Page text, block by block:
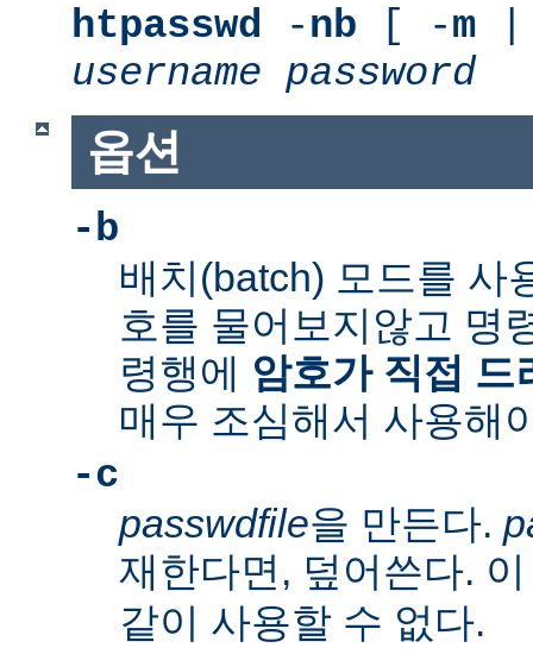
htpasswd -nb [ -m
username password
옵션
-b
배치(batch) 모드를 사
호를 물어보지않고 명
령행에 암호가 직접 드
매우 조심해서 사용해
-c
passwdfile을 만든다.
재한다면, 덮어쓴다.
같이 사용할 수 없다.